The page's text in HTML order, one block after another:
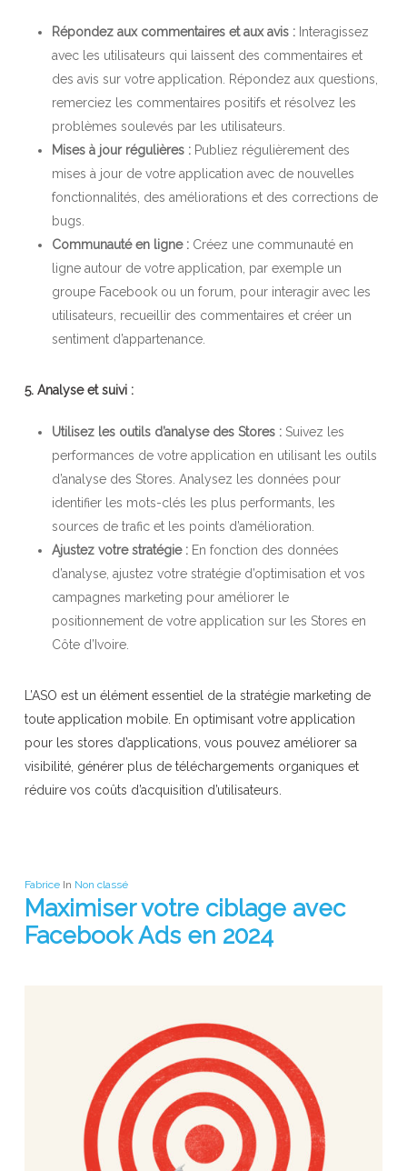
Répondez aux commentaires et aux avis :Interagissez
avec les utilisateurs qui laissent des commentaires et
des avis sur votre application. Répondez aux questions,
remerciez les commentaires positifs et résolvez les
problèmes soulevés par les utilisateurs.
Mises à jour régulières :Publiez régulièrement des
mises à jour de votre application avec de nouvelles
fonctionnalités, des améliorations et des corrections de
bugs.
Communauté en ligne :Créez une communauté en
ligne autour de votre application, par exemple un
groupe Facebook ou un forum, pour interagir avec les
utilisateurs, recueillir des commentaires et créer un
sentiment d’appartenance.
5. Analyse et suivi :
Utilisez les outils d’analyse des Stores :Suivez les
performances de votre application en utilisant les outils
d’analyse des Stores. Analysez les données pour
identifier les mots-clés les plus performants, les
sources de trafic et les points d’amélioration.
Ajustez votre stratégie :En fonction des données
d’analyse, ajustez votre stratégie d’optimisation et vos
campagnes marketing pour améliorer le
positionnement de votre application sur les Stores en
Côte d’Ivoire.
L’ASO est un élément essentiel de la stratégie marketing de
toute application mobile. En optimisant votre application
pour les stores d’applications, vous pouvez améliorer sa
visibilité, générer plus de téléchargements organiques et
réduire vos coûts d’acquisition d’utilisateurs.
Fabrice In Non classé
Maximiser votre ciblage avec
Facebook Ads en 2024